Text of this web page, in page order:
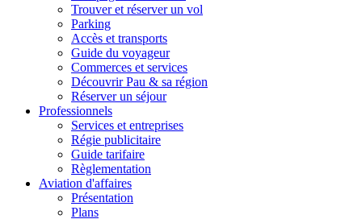
Trouver et réserver un vol
Parking
Accès et transports
Guide du voyageur
Commerces et services
Découvrir Pau & sa région
Réserver un séjour
Professionnels
Services et entreprises
Régie publicitaire
Guide tarifaire
Règlementation
Aviation d'affaires
Présentation
Plans